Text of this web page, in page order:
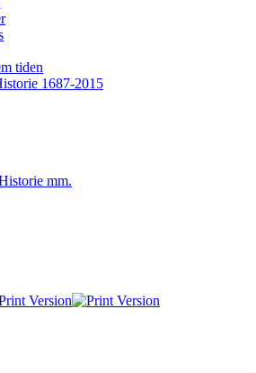
tiden
1687-2015
mm.
Version